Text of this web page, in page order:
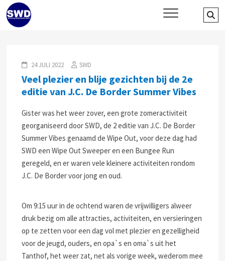
Skip
content
SWD – Stichting Welbevinden
WIJ ZETTEN ONS IN VOOR HET WELZIJN EN VERBINDEN VAN JONG
24 JULI 2022 SWD
Veel plezier en blije gezichten bij de 2e
editie van J.C. De Border Summer Vibes
Gister was het weer zover, een grote zomeractiviteit
georganiseerd door SWD, de 2 editie van J.C. De Border
Summer Vibes genaamd de Wipe Out, voor deze dag had
SWD een Wipe Out Sweeper en een Bungee Run
geregeld, en er waren vele kleinere activiteiten rondom
J.C. De Border voor jong en oud.
Om 9:15 uur in de ochtend waren de vrijwilligers alweer
druk bezig om alle attracties, activiteiten, en versieringen
op te zetten voor een dag vol met plezier en gezelligheid
voor de jeugd, ouders, en opa`s en oma`s uit het
Tanthof, het weer zat, net als vorige week, wederom mee